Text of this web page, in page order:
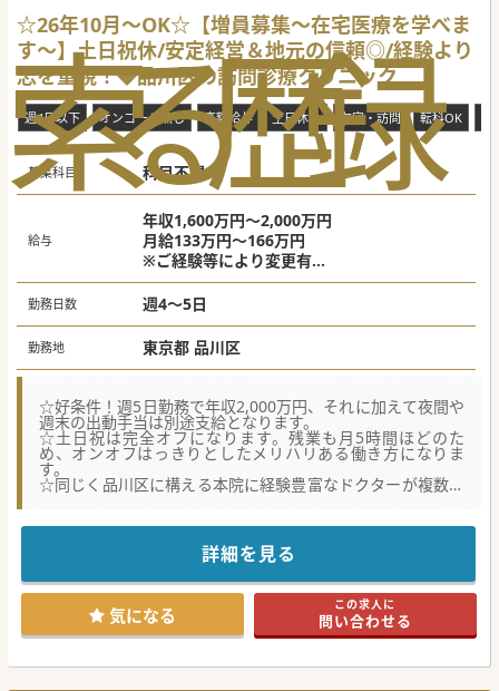
索る歴録
☆26年10月～OK☆【増員募集～在宅医療を学べま
す～】土日祝休/安定経営＆地元の信頼◎/経験より
志を重視！◆品川区の訪問診療クリニック
週4日以下 オンコール無し 高額給与 土日休み 在宅・訪問 転科OK
募集科目 科目不問
給与
年収1,600万円～2,000万円
月給133万円～166万円
※ご経験等により変更有
※目安：週4日年収1,600万円 週5日年収2,00
0万円
勤務日数 週4～5日
勤務地 東京都 品川区
☆好条件！週5日勤務で年収2,000万円、それに加えて夜間や
週末の出動手当は別途支給となります。
☆土日祝は完全オフになります。残業も月5時間ほどのた
め、オンオフはっきりとしたメリハリある働き方になりま
す。
☆同じく品川区に構える本院に経験豊富なドクターが複数在
籍、Slack等でタイムリーに相談できるストレスない環境で
■患者数増加と地域医療貢献のため1年前に開設している分
院です。地域の特性を熟知している法人でのご勤務になりま
す。
■現在ご勤務中の常勤ドクターがご家庭のご事情で已む無く
この6月末でご退職されます。その欠員を埋める募集です。
■訪問診療のご経験は一切問いません。科目も不問です。ご
ます。
詳細を見る
気になる この求人に
問い合わせる